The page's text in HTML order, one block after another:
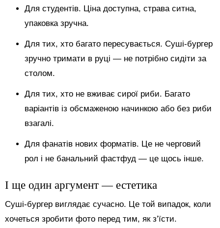
Для студентів. Ціна доступна, страва ситна,
упаковка зручна.
Для тих, хто багато пересувається. Суші-бургер
зручно тримати в руці — не потрібно сидіти за
столом.
Для тих, хто не вживає сирої риби. Багато
варіантів із обсмаженою начинкою або без риби
взагалі.
Для фанатів нових форматів. Це не черговий
рол і не банальний фастфуд — це щось інше.
І ще один аргумент — естетика
Суші-бургер виглядає сучасно. Це той випадок, коли
хочеться зробити фото перед тим, як з’їсти.